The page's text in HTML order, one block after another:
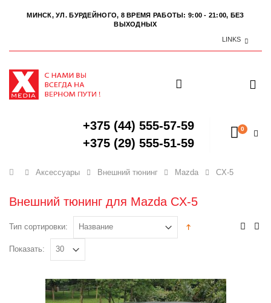
МИНСК, УЛ. БУРДЕЙНОГО, 8 ВРЕМЯ РАБОТЫ: 9:00 - 21:00, БЕЗ
ВЫХОДНЫХ
LINKS
+375 (44) 555-57-59
+375 (29) 555-51-59
0
Главная
Аксессуары Внешний тюнинг Mazda CX-5
Внешний тюнинг для Mazda CX-5
Тип сортировки:
Показать: